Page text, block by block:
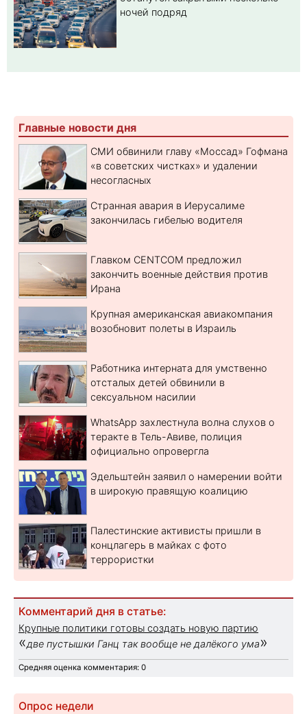
ночей подряд
Главные новости дня
СМИ обвинили главу «Моссад» Гофмана
«в советских чистках» и удалении
несогласных
Странная авария в Иерусалиме
закончилась гибелью водителя
Главком CENTCOM предложил
закончить военные действия против
Ирана
Крупная американская авиакомпания
возобновит полеты в Израиль
Работника интерната для умственно
отсталых детей обвинили в
сексуальном насилии
WhatsApp захлестнула волна слухов о
теракте в Тель-Авиве, полиция
официально опровергла
Эдельштейн заявил о намерении войти
в широкую правящую коалицию
Палестинские активисты пришли в
концлагерь в майках с фото
террористки
Комментарий дня в статье:
Крупные политики готовы создать новую партию
«две пустышки Ганц так вообще не далёкого ума»
Средняя оценка комментария: 0
Опрос недели